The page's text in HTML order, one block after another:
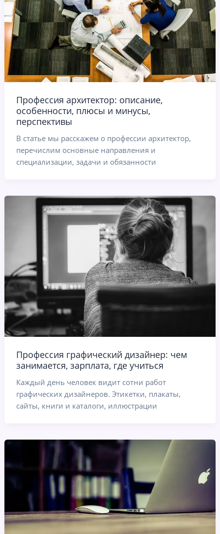
Профессия архитектор: описание,
особенности, плюсы и минусы,
перспективы
В статье мы расскажем о профессии архитектор,
перечислим основные направления и
специализации, задачи и обязанности
Профессия графический дизайнер: чем
занимается, зарплата, где учиться
Каждый день человек видит сотни работ
графических дизайнеров. Этикетки, плакаты,
сайты, книги и каталоги, иллюстрации